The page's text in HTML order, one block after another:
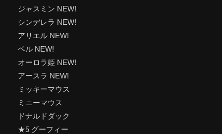
ジャスミン NEW!
シンデレラ NEW!
アリエル NEW!
ベル NEW!
オーロラ姫 NEW!
アースラ NEW!
ミッキーマウス
ミニーマウス
ドナルドダック
★5 グーフィー